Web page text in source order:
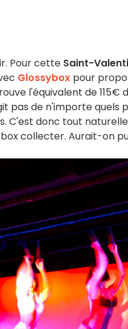
Pour cette Saint-
Glossybox pour
l'équivalent de 115€
pas de n'importe quels
C'est donc tout
collecter. Aurait-on